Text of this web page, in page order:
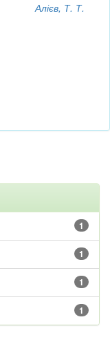
Алієв, Т. Т.
1
1
1
1